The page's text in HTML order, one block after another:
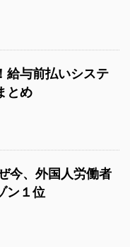
給与前払いシステ
とめ
今、外国人労働者
ン１位